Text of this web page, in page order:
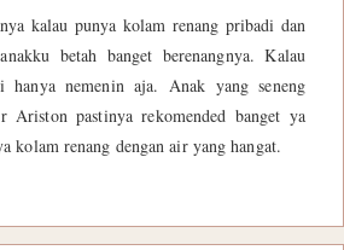
kalau punya kolam renang pribadi dan
betah banget berenangnya. Kalau
hanya nemenin aja. Anak yang seneng
Ariston pastinya rekomended banget ya
kolam renang dengan air yang hangat.